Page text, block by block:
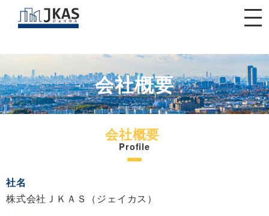
閉じる
会社概要
会社概要
Profile
社名
株式会社ＪＫＡＳ（ジェイカス）